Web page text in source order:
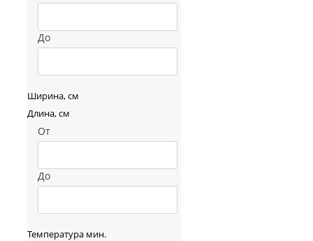
До
Ширина, см
Длина, см
От
До
Температура мин.